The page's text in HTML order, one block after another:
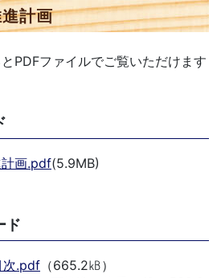
計画
PDFファイルでご覧いただけます
画.pdf(5.9MB)
ド
次.pdf （665.2㎅）